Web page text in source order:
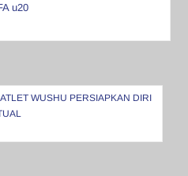
u20
WUSHU PERSIAPKAN DIRI